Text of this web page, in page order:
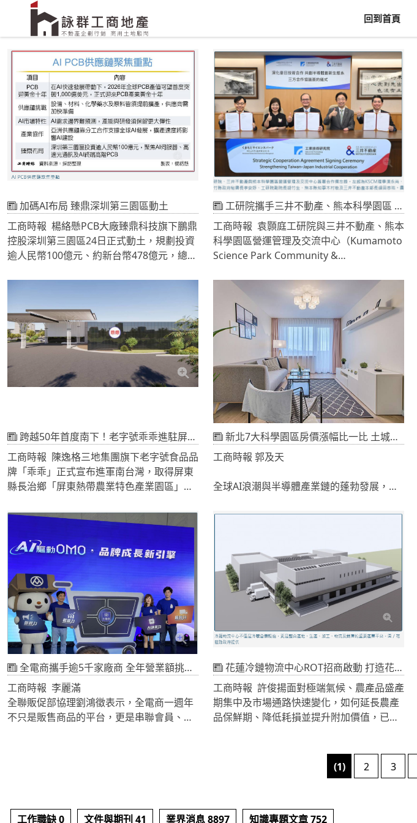
回到首頁
加碼AI布局 臻鼎深圳第三園區動土
工商時報 楊絡懸PCB大廠臻鼎科技旗下鵬鼎
控股深圳第三園區24日正式動土，規劃投資
逾人民幣100億元、約新台幣478億元，總建
用高階軟板。
工研院攜手三井不動產、熊本科學園區 拓展半導體供應鏈與應用市場商機
工商時報 袁顥庭工研院與三井不動產、熊本
科學園區營運管理及交流中心（Kumamoto
Science Park Community &
三方將以熊本科學園區為交流據點，聚焦汽
車、機器人、AI及相關半導體供應鏈，並從
終端市場需求出發，整合臺日雙方的技術、
產業與研究資源，推動技術驗證、產品優化
及供應鏈對接，逐步建構涵蓋研發、驗證、
量產及市場應用的完整合作模式。透過臺日
優勢互補，將進一步深化雙方產學研鏈結、
強化半導體供應鏈韌性，並協助臺日企業拓
展全球市場與商業合作機會。此次簽署在新
竹縣政府秘書長李安妤及熊本縣知事木村敬
見證下，展現臺日地方政府與產研機構攜手
推動產業技術合作的決心。
跨越50年首度南下！老字號乖乖進駐屏東熱農園區 打造觀光工廠
工商時報 陳逸格三地集團旗下老字號食品品
牌「乖乖」正式宣布進軍南台灣，取得屏東
縣長治鄉「屏東熱帶農業特色產業園區」逾
司，建構結合觀光工廠與高品質生產線的複
合式廠區。此案為乖乖成立 50 多年來首度
將生產版圖拓展至南部，也是三地集團自
2019 年入主後最具指標性的重磅投資。未來
屏東廠將與營運照常的桃園中壢廠形成「北
部＋南部」雙基地模式，全面提升產能與品
牌影響力。
新北7大科學園區房價漲幅比一比 土城頂埔3年漲28.9％最高
工商時報 郭及天
全球AI浪潮與半導體產業鏈的蓬勃發展，為
標科學園區近三年周邊房價漲幅已全面超越
區三年房價上漲28.9%最高。
全電商攜手逾5千家廠商 全年營業額挑戰50億
工商時報 李麗滿
全聯販促部協理劉鴻徵表示，全電商一週年
不只是販售商品的平台，更是串聯會員、品
花蓮冷鏈物流中心ROT招商啟動 打造花東農產保鮮加工新樞紐
工商時報 許俊揚面對極端氣候、農產品盛產
期集中及市場通路快速變化，如何延長農產
品保鮮期、降低耗損並提升附加價值，已成
冷鏈物流中心增建營運移轉（ROT）案」，
即日起公開招商至115年8月28日，廣邀具備
入，打造花東地區農產品冷鏈產業新基地。
(1) 2 3
工作職缺 0 文件與期刊 41 業界消息 8897 知識專題文章 752